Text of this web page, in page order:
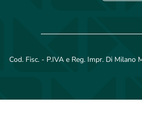
Cod. Fisc. - P.IVA e Reg. Impr. Di